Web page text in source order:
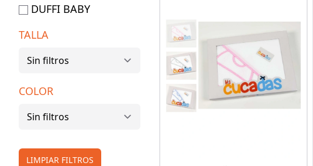
DUFFI BABY
TALLA
COLOR
LIMPIAR FILTROS